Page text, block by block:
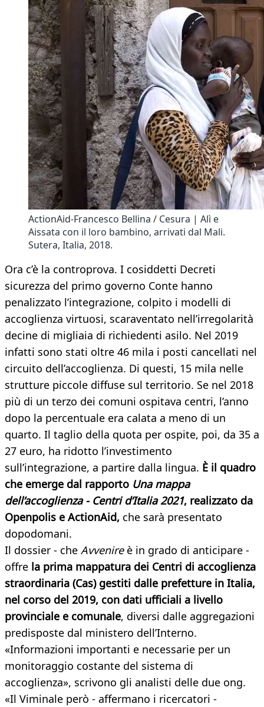
ActionAid-Francesco Bellina / Cesura | Alì e
Aissata con il loro bambino, arrivati dal Mali.
Sutera, Italia, 2018.
Ora c’è la controprova. I cosiddetti Decreti
sicurezza del primo governo Conte hanno
penalizzato l’integrazione, colpito i modelli di
accoglienza virtuosi, scaraventato nell’irregolarità
decine di migliaia di richiedenti asilo. Nel 2019
infatti sono stati oltre 46 mila i posti cancellati nel
circuito dell’accoglienza. Di questi, 15 mila nelle
strutture piccole diffuse sul territorio. Se nel 2018
più di un terzo dei comuni ospitava centri, l’anno
dopo la percentuale era calata a meno di un
quarto. Il taglio della quota per ospite, poi, da 35 a
27 euro, ha ridotto l’investimento
sull’integrazione, a partire dalla lingua. È il quadro
che emerge dal rapporto Una mappa
dell’accoglienza - Centri d’Italia 2021, realizzato da
Openpolis e ActionAid, che sarà presentato
dopodomani.
Il dossier - che Avvenire è in grado di anticipare -
offre la prima mappatura dei Centri di accoglienza
straordinaria (Cas) gestiti dalle prefetture in Italia,
nel corso del 2019, con dati ufficiali a livello
provinciale e comunale, diversi dalle aggregazioni
predisposte dal ministero dell’Interno.
«Informazioni importanti e necessarie per un
monitoraggio costante del sistema di
accoglienza», scrivono gli analisti delle due ong.
«Il Viminale però - affermano i ricercatori -